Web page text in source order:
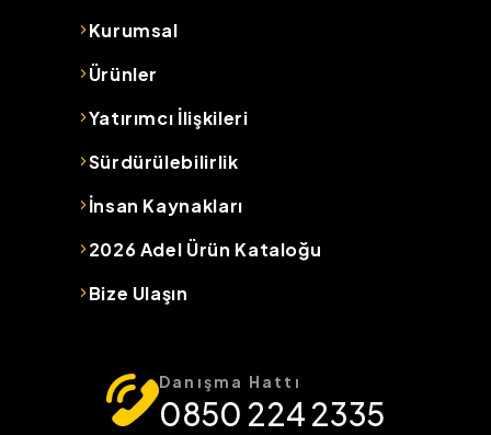
Kurumsal
Ürünler
Yatırımcı İlişkileri
Sürdürülebilirlik
İnsan Kaynakları
2026 Adel Ürün Kataloğu
Bize Ulaşın
Danışma Hattı
0850 224 2335